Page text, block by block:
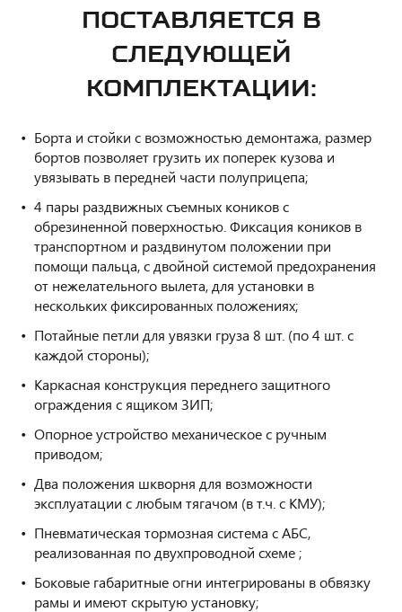
ПОСТАВЛЯЕТСЯ В
СЛЕДУЮЩЕЙ
КОМПЛЕКТАЦИИ:
Борта и стойки с возможностью демонтажа, размер
бортов позволяет грузить их поперек кузова и
увязывать в передней части полуприцепа;
4 пары раздвижных съемных коников с
обрезиненной поверхностью. Фиксация коников в
транспортном и раздвинутом положении при
помощи пальца, с двойной системой предохранения
от нежелательного вылета, для установки в
нескольких фиксированных положениях;
Потайные петли для увязки груза 8 шт. (по 4 шт. с
каждой стороны);
Каркасная конструкция переднего защитного
ограждения с ящиком ЗИП;
Опорное устройство механическое с ручным
приводом;
Два положения шкворня для возможности
эксплуатации с любым тягачом (в т.ч. с КМУ);
Пневматическая тормозная система с АБС,
реализованная по двухпроводной схеме ;
Боковые габаритные огни интегрированы в обвязку
рамы и имеют скрытую установку;